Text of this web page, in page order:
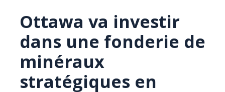
Ottawa va investir
dans une fonderie de
minéraux
stratégiques en